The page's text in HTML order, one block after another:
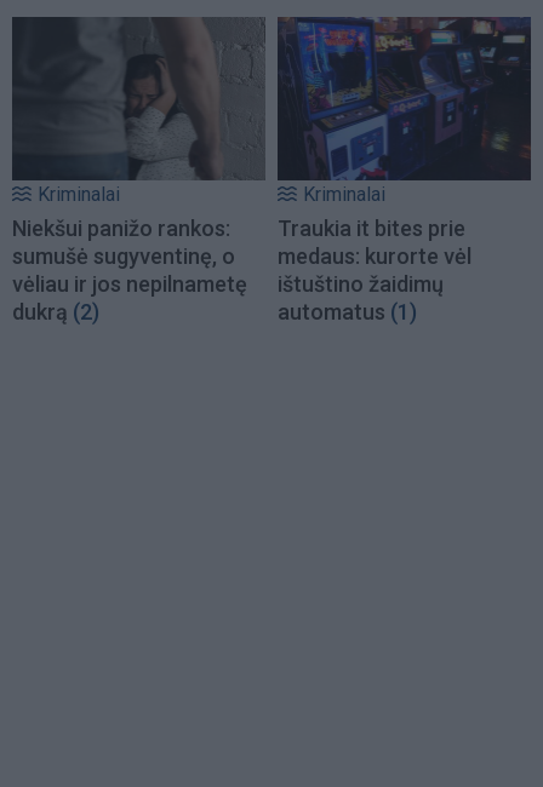
Kriminalai
Niekšui panižo rankos:
sumušė sugyventinę, o
vėliau ir jos nepilnametę
dukrą (2)
Kriminalai
Traukia it bites prie
medaus: kurorte vėl
ištuštino žaidimų
automatus (1)